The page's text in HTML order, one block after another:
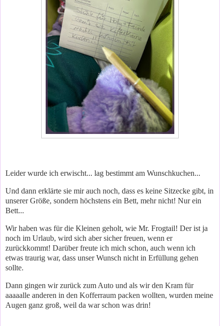
Leider wurde ich erwischt... lag bestimmt am Wunschkuchen...
Und dann erklärte sie mir auch noch, dass es keine Sitzecke gibt, in
unserer Größe, sondern höchstens ein Bett, mehr nicht! Nur ein
Bett...
Wir haben was für die Kleinen geholt, wie Mr. Frogtail! Der ist ja
noch im Urlaub, wird sich aber sicher freuen, wenn er
zurückkommt! Darüber freute ich mich schon, auch wenn ich
etwas traurig war, dass unser Wunsch nicht in Erfüllung gehen
sollte.
Dann gingen wir zurück zum Auto und als wir den Kram für
aaaaalle anderen in den Kofferraum packen wollten, wurden meine
Augen ganz groß, weil da war schon was drin!